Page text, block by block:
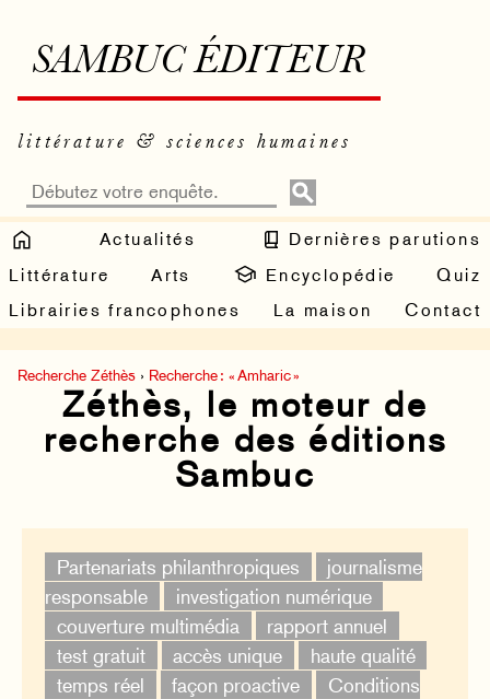
SAMBUC ÉDITEUR
littérature & sciences humaines
Actualités
Dernières parutions
Littérature
Arts Encyclopédie
Quiz
Librairies francophones
La maison Contact
Recherche Zéthès › Recherche : « Amharic »
Zéthès, le moteur de
recherche des éditions
Sambuc
Partenariats philanthropiques
journalisme
responsable
investigation numérique
couverture multimédia
rapport annuel
test gratuit
accès unique
haute qualité
temps réel
façon proactive
Conditions